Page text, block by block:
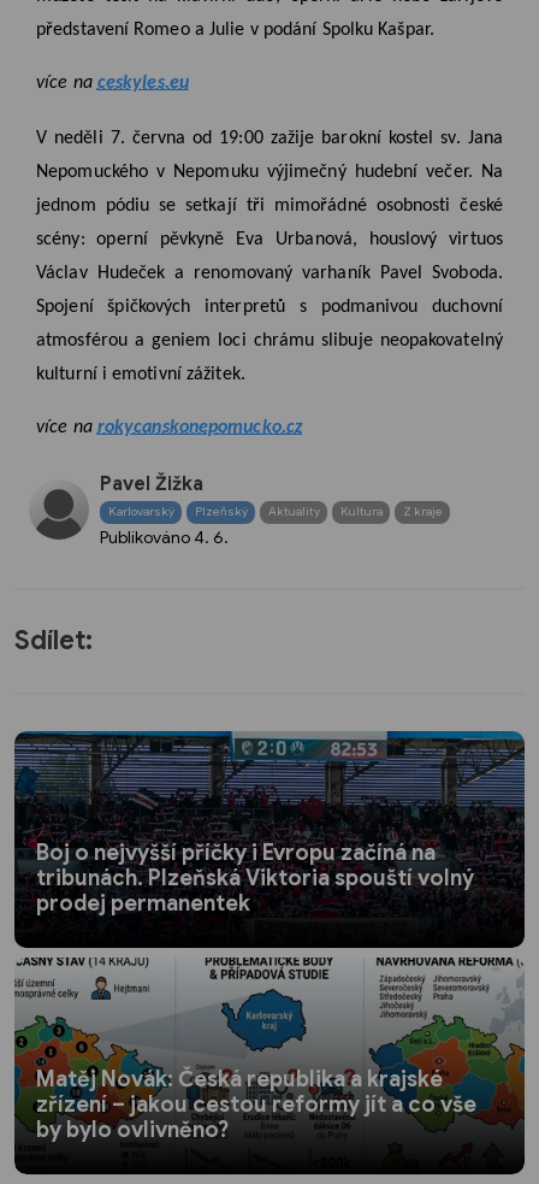
představení Romeo a Julie v podání Spolku Kašpar.
více na ceskyles.eu
V neděli 7. června od 19:00 zažije barokní kostel sv. Jana
Nepomuckého v Nepomuku výjimečný hudební večer. Na
jednom pódiu se setkají tři mimořádné osobnosti české
scény: operní pěvkyně Eva Urbanová, houslový virtuos
Václav Hudeček a renomovaný varhaník Pavel Svoboda.
Spojení špičkových interpretů s podmanivou duchovní
atmosférou a geniem loci chrámu slibuje neopakovatelný
kulturní i emotivní zážitek.
více na rokycanskonepomucko.cz
Pavel Žižka
Karlovarský Plzeňský Aktuality Kultura Z kraje
Publikováno 4. 6.
Sdílet:
Boj o nejvyšší příčky i Evropu začíná na
tribunách. Plzeňská Viktoria spouští volný
prodej permanentek
Matěj Novák: Česká republika a krajské
zřízení – jakou cestou reformy jít a co vše
by bylo ovlivněno?